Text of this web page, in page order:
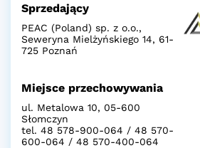
Sprzedający
PEAC (Poland) sp. z o.o.,
Seweryna Mielżyńskiego 14, 61-
725 Poznań
Miejsce przechowywania
ul. Metalowa 10, 05-600
Słomczyn
tel. 48 578-900-064 / 48 570-
600-064 / 48 570-400-064